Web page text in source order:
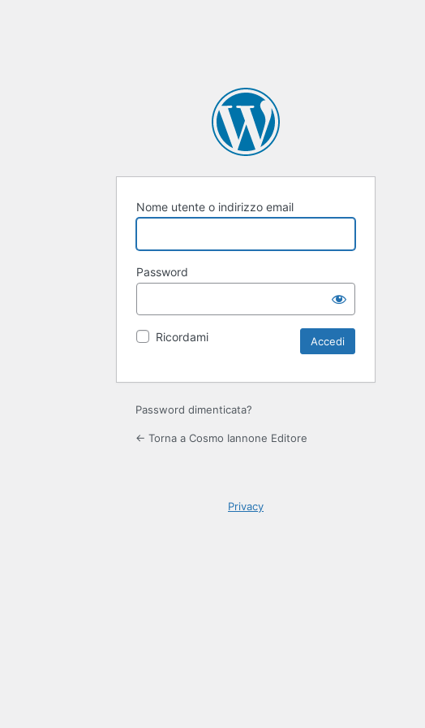
Nome utente o indirizzo email
Password
Ricordami
Password dimenticata?
← Torna a Cosmo Iannone Editore
Privacy